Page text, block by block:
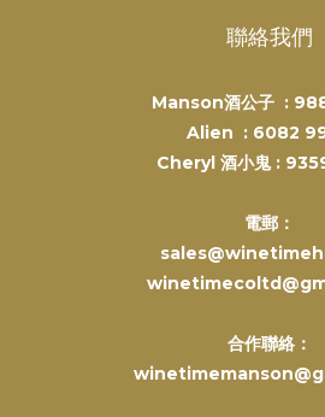
聯絡我們
Manson酒公子 :
Alien : 6082
Cheryl 酒小鬼 :
電郵：
合作聯絡：